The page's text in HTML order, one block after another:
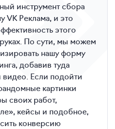
инструмент сбора
VK Реклама, и это
этого
По сути, мы можем
нашу форму
добавив туда
видео. Если подойти
картинки
своих работ,
кейсы и подобное,
конверсию